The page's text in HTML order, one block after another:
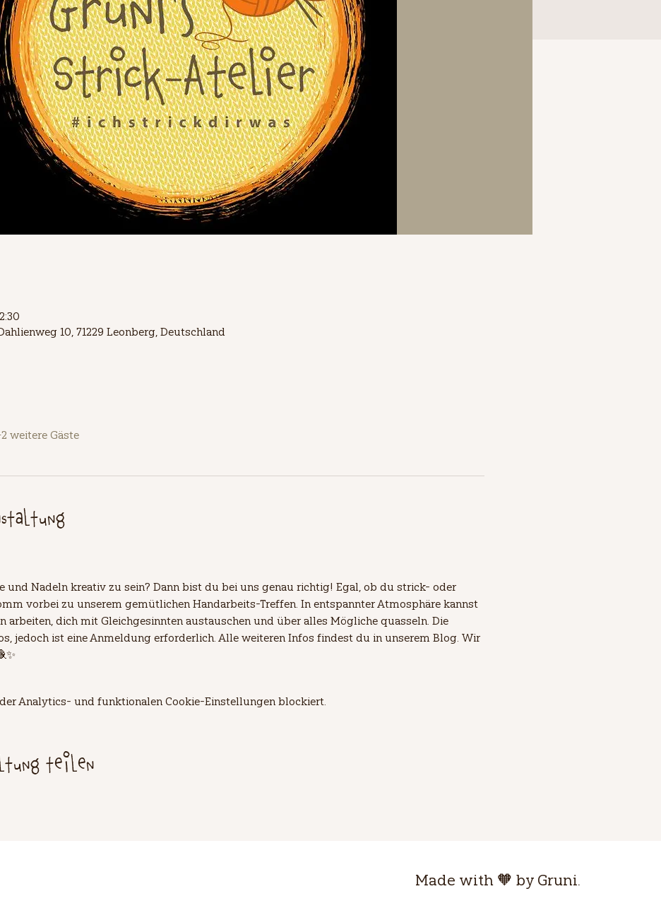
10, 71229 Leonberg, Deutschland
weitere Gäste
und Nadeln kreativ zu sein? Dann bist du bei uns genau richtig! Egal, ob du strick- oder
vorbei zu unserem gemütlichen Handarbeits-Treffen. In entspannter Atmosphäre kannst
arbeiten, dich mit Gleichgesinnten austauschen und über alles Mögliche quasseln. Die
jedoch ist eine Anmeldung erforderlich. Alle weiteren Infos findest du in unserem Blog. Wir
Analytics- und funktionalen Cookie-Einstellungen blockiert.
teilen
Made with 🧡 by Gruni.